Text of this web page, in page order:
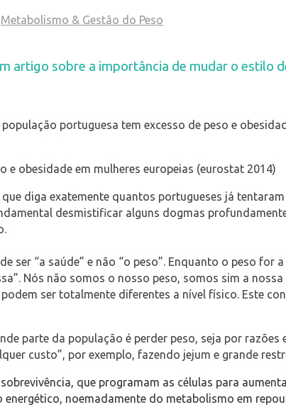
Metabolismo & Gestão do Peso
artigo sobre a importância de mudar o estilo
portuguesa tem excesso de peso e
e obesidade em mulheres europeias (eurostat 2014)
diga exatemente quantos portugueses já
desmistificar alguns dogmas
ser “a saúde” e não “o peso”. Enquanto o peso
Nós não somos o nosso peso, somos sim a
ser totalmente diferentes a nível físico. Este
parte da população é perder peso, seja por
custo”, por exemplo, fazendo jejum e grande
que programam as células para
noemadamente do metabolismo em